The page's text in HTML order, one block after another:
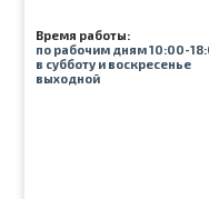
Время работы:
по рабочим дням 10:00-
в субботу и воскресенье
выходной